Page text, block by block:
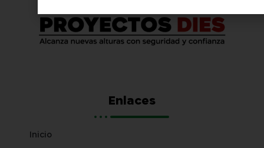
Enlaces
Inicio